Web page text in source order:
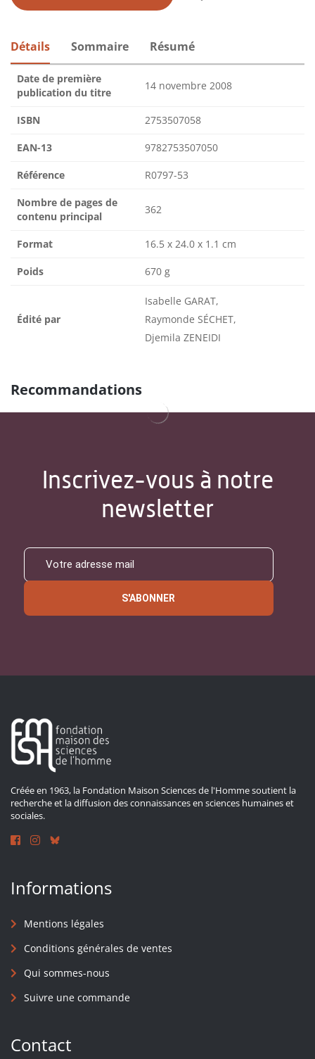
Détails Sommaire Résumé
Date de première
publication du titre
14 novembre 2008
ISBN 2753507058
EAN-13 9782753507050
Référence R0797-53
Nombre de pages de
contenu principal
362
Format 16.5 x 24.0 x 1.1 cm
Poids 670 g
Édité par
Isabelle GARAT,
Raymonde SÉCHET,
Djemila ZENEIDI
Recommandations
Inscrivez-vous à notre
newsletter
S'ABONNER
Créée en 1963, la Fondation Maison Sciences de l'Homme soutient la
recherche et la diffusion des connaissances en sciences humaines et
sociales.
Informations
Mentions légales
Conditions générales de ventes
Qui sommes-nous
Suivre une commande
Contact